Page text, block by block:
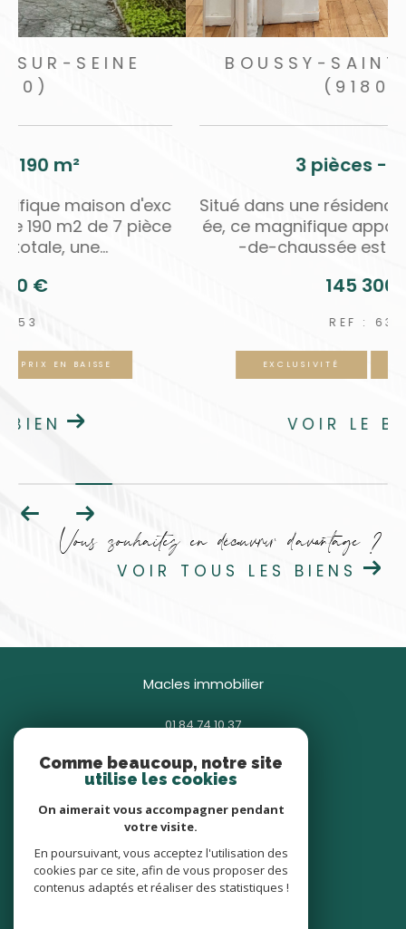
PIERREFITTE-SUR-SEINE
Découvrez cette magnifique maison d'exc
eption type meulière de 190 m2 de 7 pièce
s sur sous-sol totale, une...
EXCLUSIVITÉ PRIX EN BAISSE
Vous souhaitez en découvrir d'avantage ?
VOIR TOUS LES BIENS
macles immobilier
01 84 74 10 37
85 avenue Général Gallieni
93380 pierrefitte-sur-seine
nous suivre sur
Comme beaucoup, notre site
utilise les cookies
On aimerait vous accompagner pendant
votre visite.
En poursuivant, vous acceptez l'utilisation des
cookies par ce site, afin de vous proposer des
contenus adaptés et réaliser des statistiques !